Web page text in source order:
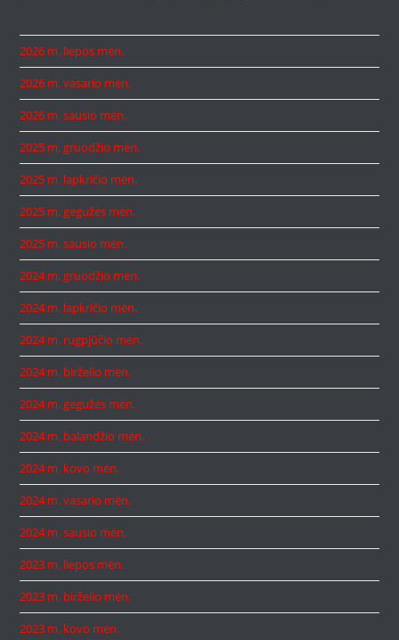
2026 m. liepos mėn.
2026 m. vasario mėn.
2026 m. sausio mėn.
2025 m. gruodžio mėn.
2025 m. lapkričio mėn.
2025 m. gegužės mėn.
2025 m. sausio mėn.
2024 m. gruodžio mėn.
2024 m. lapkričio mėn.
2024 m. rugpjūčio mėn.
2024 m. birželio mėn.
2024 m. gegužės mėn.
2024 m. balandžio mėn.
2024 m. kovo mėn.
2024 m. vasario mėn.
2024 m. sausio mėn.
2023 m. liepos mėn.
2023 m. birželio mėn.
2023 m. kovo mėn.